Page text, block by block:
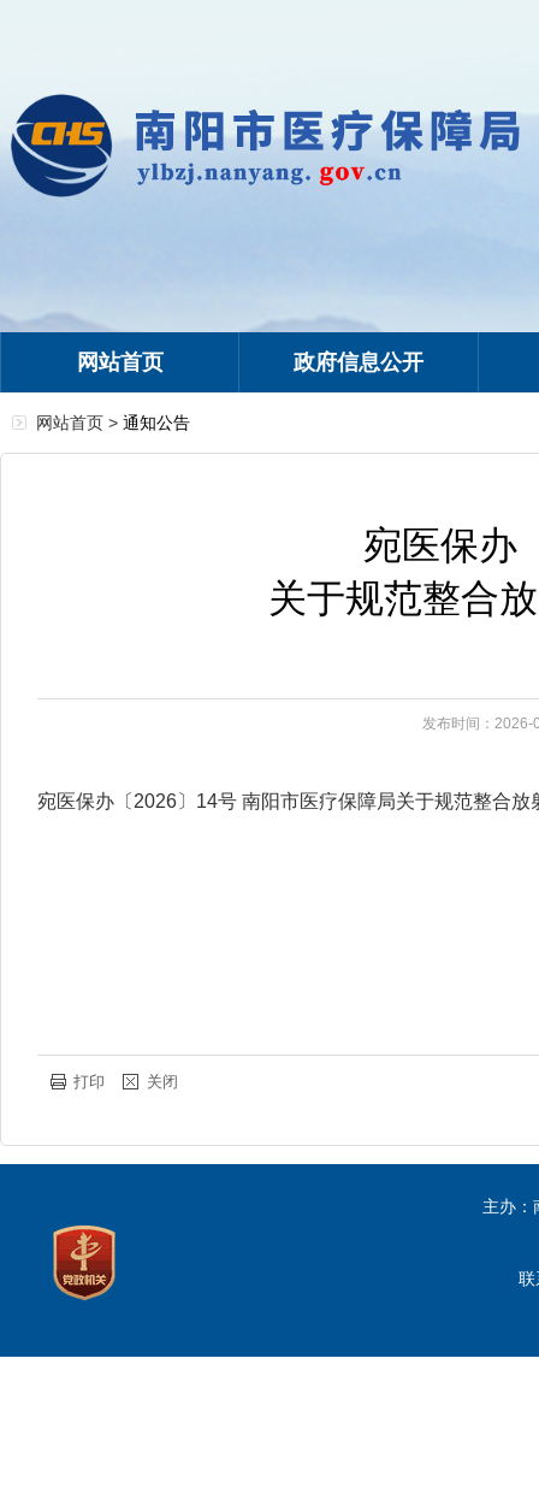
网站首页 政府信息公开
网站首页 > 通知公告
宛医保办
关于规范整合
发布时间：2026-
宛医保办〔2026〕14号 南阳市医疗保障局关于规范整合
打印 关闭
主办：
联